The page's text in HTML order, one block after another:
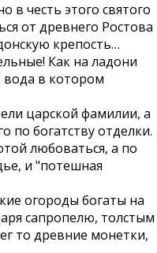
честь этого святого
от древнего Ростова
крепость…
Как на ладони
вода в котором
царской фамилии, а
по богатству отделки.
любоваться, а по
и "потешная
огороды богаты на
сапропелю, толстым
то древние монетки,